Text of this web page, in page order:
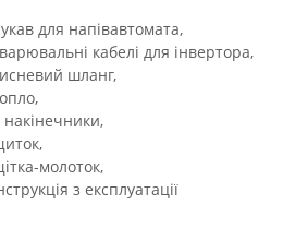
для напівавтомата,
кабелі для інвертора,
шланг,
накінечники,
молоток,
з експлуатації